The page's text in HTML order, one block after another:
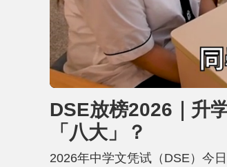
U
n
u
t
e
L
o
d
e
d
:
4
%
DSE放榜2026｜升
「八大」？
2026年中学文凭试（DSE）今